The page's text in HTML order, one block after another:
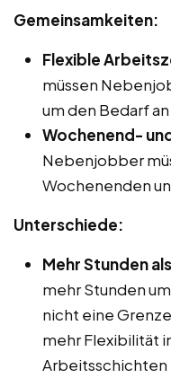
Gemeinsamkeiten:
Flexible
müssen
um den Bedarf
Wochenend-
Nebenjobber
Wochenenden
Unterschiede:
Mehr Stunden
mehr Stunden
nicht eine
mehr Flexibilität
Arbeitsschichten